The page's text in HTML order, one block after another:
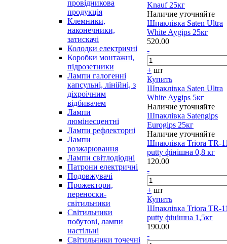
провідникова
продукція
Клемники,
наконечники,
затискачі
Колодки електричні
Коробки монтажні,
підрозетники
Лампи галогенні
капсульні, лінійні, з
діхроічним
відбивачем
Лампи
люмінесцентні
Лампи рефлекторні
Лампи
розжарювання
Лампи світлодіодні
Патрони електричні
Подовжувачі
Прожектори,
переноски-
світильники
Світильники
побутові, лампи
настільні
Світильники точечні
Knauf 25кг
Наличие уточняйте
Шпаклівка Saten Ultra
White Aygips 25кг
520.00
-
+ шт
Купить
Шпаклівка Saten Ultra
White Aygips 5кг
Наличие уточняйте
Шпаклівка Satengips
Eurogips 25кг
Наличие уточняйте
Шпаклівка Triora TR-
putty фінішна 0,8 кг
120.00
-
+ шт
Купить
Шпаклівка Triora TR-
putty фінішна 1,5кг
190.00
-